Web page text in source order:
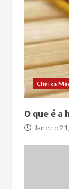
Clínica
O que é a
Janeiro